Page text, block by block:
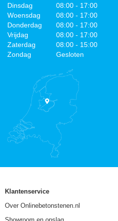
Dinsdag
08:00 - 17:00
Woensdag
08:00 - 17:00
Donderdag
08:00 - 17:00
Vrijdag
08:00 - 17:00
Zaterdag
08:00 - 15:00
Zondag
Gesloten
Klantenservice
Over Onlinebetonstenen.nl